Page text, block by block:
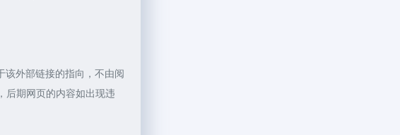
该外部链接的指向，不由阅
后期网页的内容如出现违